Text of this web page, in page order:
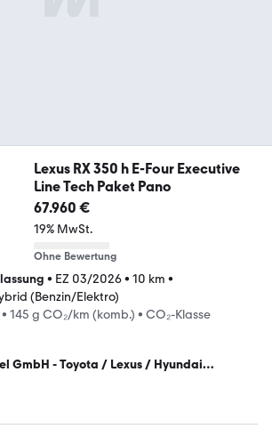
Lexus RX 350 h E-Four Executive
Line Tech Paket Pano
67.960 €
19% MwSt.
Ohne Bewertung
• EZ 03/2026• 10 km •
(Benzin/Elektro)
• 145 g CO₂/km (komb.) • CO₂-Klasse
GmbH - Toyota / Lexus / Hyundai